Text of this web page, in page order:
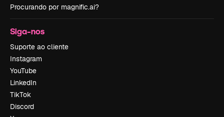
Procurando por magnific.ai?
Siga-nos
Suporte ao cliente
Instagram
YouTube
LinkedIn
TikTok
Discord